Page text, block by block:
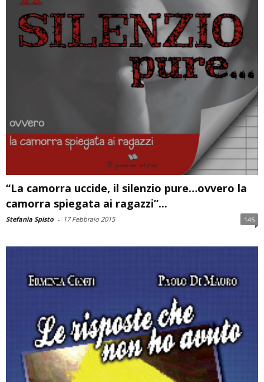
“La camorra uccide, il silenzio pure…ovvero la
camorra spiegata ai ragazzi”...
Stefania Spisto - 17 Febbraio 2015 145